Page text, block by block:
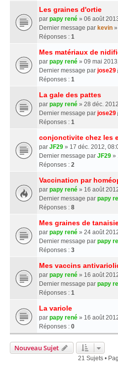
Les graines d'ortie
par papy rené » 06 août
Dernier message par kevin »
Réponses : 1
Mes matériaux de
par papy rené » 09 mai
Dernier message par jose29
Réponses : 1
La gale des pattes
par papy rené » 28 déc.
Dernier message par jose29
Réponses : 1
conjonctivite chez les
par JF29 » 17 déc. 2012,
Dernier message par JF29 »
Réponses : 2
Vaccination par
par papy rené » 16 août
Dernier message par papy
Réponses : 8
Mes graines de
par papy rené » 24 août
Dernier message par papy
Réponses : 3
Mes vaccins
par papy rené » 16 août
Dernier message par papy
Réponses : 1
La variole
par papy rené » 16 août
Réponses : 0
Nouveau Sujet
21 Sujets •